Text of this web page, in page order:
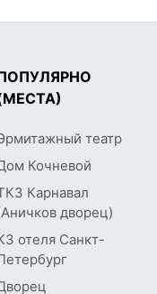
театр
Кочневой
Карнавал
дворец)
отеля Санкт-